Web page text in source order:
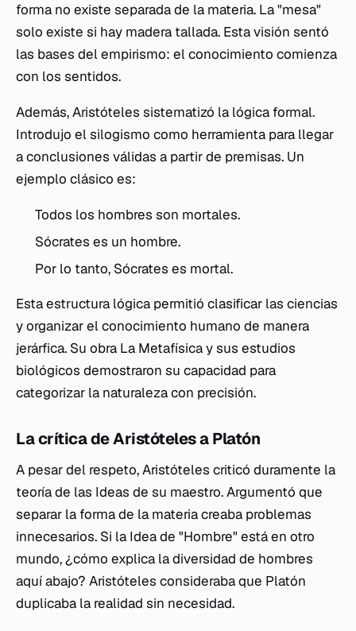
forma no existe separada de la materia. La "mesa"
solo existe si hay madera tallada. Esta visión sentó
las bases del empirismo: el conocimiento comienza
con los sentidos.
Además, Aristóteles sistematizó la lógica formal.
Introdujo el silogismo como herramienta para llegar
a conclusiones válidas a partir de premisas. Un
ejemplo clásico es:
Todos los hombres son mortales.
Sócrates es un hombre.
Por lo tanto, Sócrates es mortal.
Esta estructura lógica permitió clasificar las ciencias
y organizar el conocimiento humano de manera
jerárfica. Su obra La Metafísicay sus estudios
biológicos demostraron su capacidad para
categorizar la naturaleza con precisión.
La crítica de Aristóteles a Platón
A pesar del respeto, Aristóteles criticó duramente la
teoría de las Ideas de su maestro. Argumentó que
separar la forma de la materia creaba problemas
innecesarios. Si la Idea de "Hombre" está en otro
mundo, ¿cómo explica la diversidad de hombres
aquí abajo? Aristóteles consideraba que Platón
duplicaba la realidad sin necesidad.